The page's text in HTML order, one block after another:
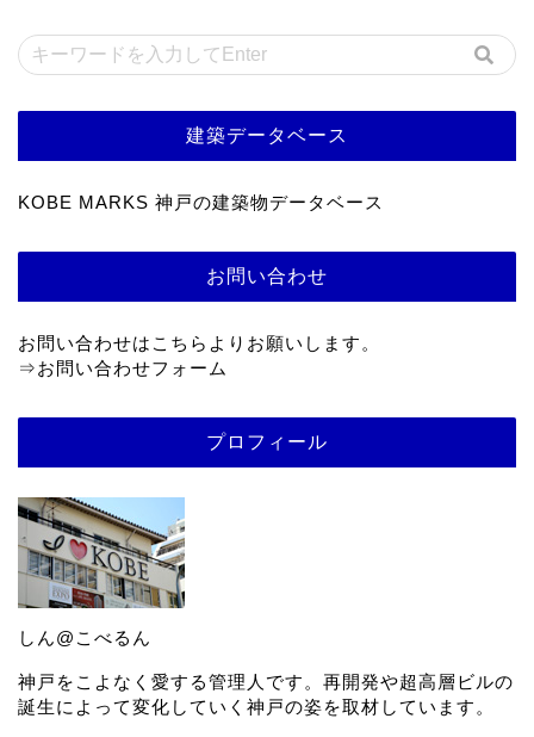
建築データベース
KOBE MARKS 神戸の建築物データベース
お問い合わせ
お問い合わせはこちらよりお願いします。
⇒お問い合わせフォーム
プロフィール
しん@こべるん
神戸をこよなく愛する管理人です。再開発や超高層ビルの
誕生によって変化していく神戸の姿を取材しています。